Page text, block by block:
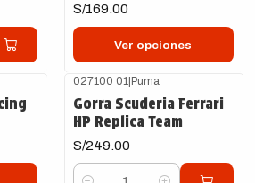
S/169.00
Ver opciones
027100 01 |Puma
Gorra Scuderia Ferrari
HP Replica Team
S/249.00